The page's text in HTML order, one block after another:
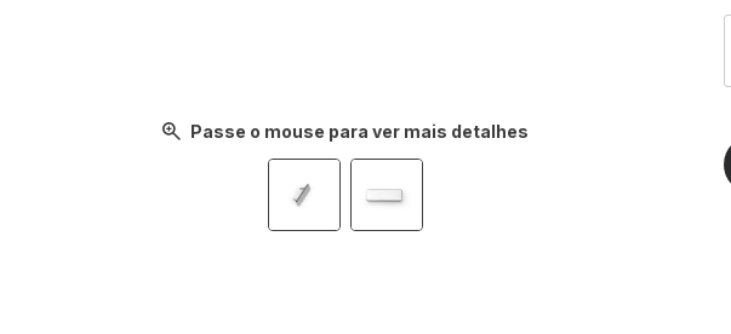
Passe o mouse para ver mais detalhes